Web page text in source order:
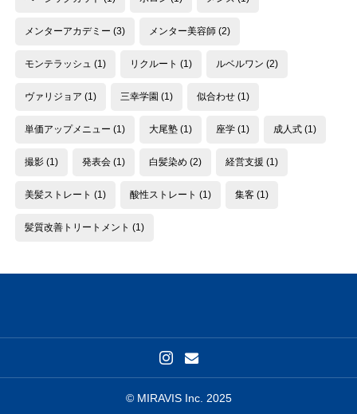
メンターアカデミー (3) メンター美容師 (2)
モンテラッシュ (1) リクルート (1) ルベルワン (2)
ヴァリジョア (1) 三幸学園 (1) 似合わせ (1)
単価アップメニュー (1) 大尾塾 (1) 座学 (1) 成人式 (1)
撮影 (1) 発表会 (1) 白髪染め (2) 経営支援 (1)
美髪ストレート (1) 酸性ストレート (1) 集客 (1)
髪質改善トリートメント (1)
© MIRAVIS Inc. 2025